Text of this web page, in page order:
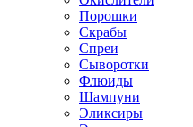
Порошки
Скрабы
Спреи
Сыворотки
Флюиды
Шампуни
Эликсиры